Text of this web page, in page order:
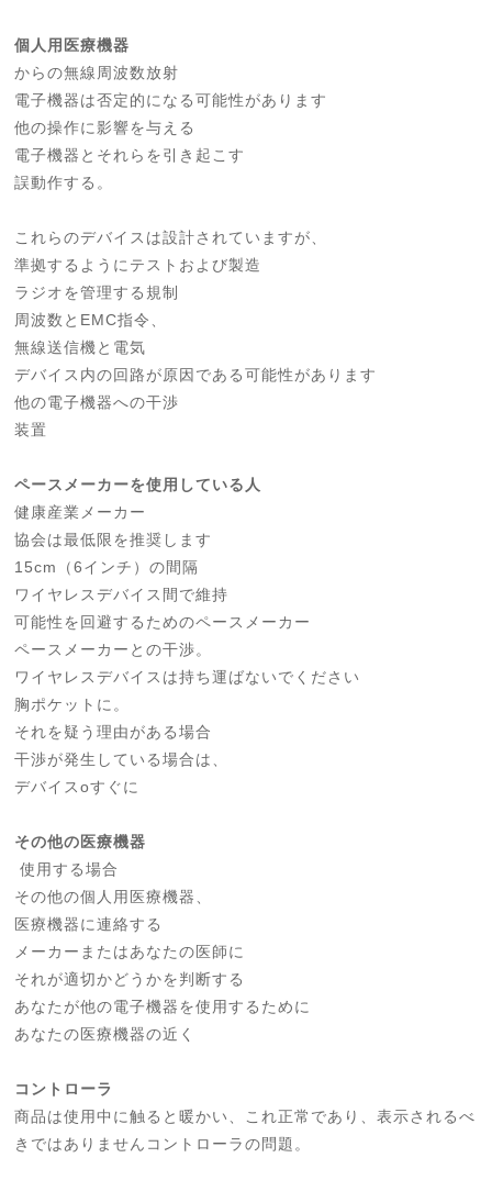
個人用医療機器
からの無線周波数放射
電子機器は否定的になる可能性があります
他の操作に影響を与える
電子機器とそれらを引き起こす
誤動作する。
これらのデバイスは設計されていますが、
準拠するようにテストおよび製造
ラジオを管理する規制
周波数とEMC指令、
無線送信機と電気
デバイス内の回路が原因である可能性があります
他の電子機器への干渉
装置
ペースメーカーを使用している人
健康産業メーカー
協会は最低限を推奨します
15cm（6インチ）の間隔
ワイヤレスデバイス間で維持
可能性を回避するためのペースメーカー
ペースメーカーとの干渉。
ワイヤレスデバイスは持ち運ばないでください
胸ポケットに。
それを疑う理由がある場合
干渉が発生している場合は、
デバイスoすぐに
その他の医療機器
使用する場合
その他の個人用医療機器、
医療機器に連絡する
メーカーまたはあなたの医師に
それが適切かどうかを判断する
あなたが他の電子機器を使用するために
あなたの医療機器の近く
コントローラ
商品は使用中に触ると暖かい、これ正常であり、表示されるべ
きではありませんコントローラの問題。